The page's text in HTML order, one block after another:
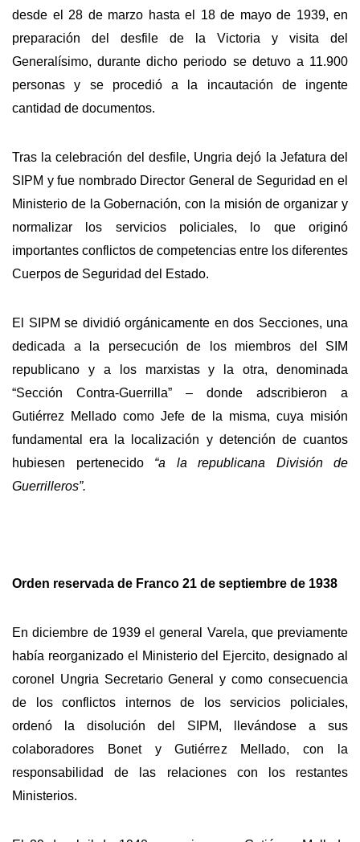
desde el 28 de marzo hasta el 18 de mayo de 1939, en
preparación del desfile de la Victoria y visita del
Generalísimo, durante dicho periodo se detuvo a 11.900
personas y se procedió a la incautación de ingente
cantidad de documentos.
Tras la celebración del desfile, Ungria dejó la Jefatura del
SIPM y fue nombrado Director General de Seguridad en el
Ministerio de la Gobernación, con la misión de organizar y
normalizar los servicios policiales, lo que originó
importantes conflictos de competencias entre los diferentes
Cuerpos de Seguridad del Estado.
El SIPM se dividió orgánicamente en dos Secciones, una
dedicada a la persecución de los miembros del SIM
republicano y a los marxistas y la otra, denominada
“Sección Contra-Guerrilla” – donde adscribieron a
Gutiérrez Mellado como Jefe de la misma, cuya misión
fundamental era la localización y detención de cuantos
hubiesen pertenecido “a la republicana División de
Guerrilleros”.
Orden reservada de Franco 21 de septiembre de 1938
En diciembre de 1939 el general Varela, que previamente
había reorganizado el Ministerio del Ejercito, designado al
coronel Ungria Secretario General y como consecuencia
de los conflictos internos de los servicios policiales,
ordenó la disolución del SIPM, llevándose a sus
colaboradores Bonet y Gutiérrez Mellado, con la
responsabilidad de las relaciones con los restantes
Ministerios.